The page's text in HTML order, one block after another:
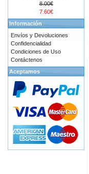
8.00€
7.60€
Información
Envíos y Devoluciones
Confidencialidad
Condiciones de Uso
Contáctenos
Aceptamos